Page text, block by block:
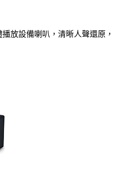
放設備喇叭，清晰人聲還原，